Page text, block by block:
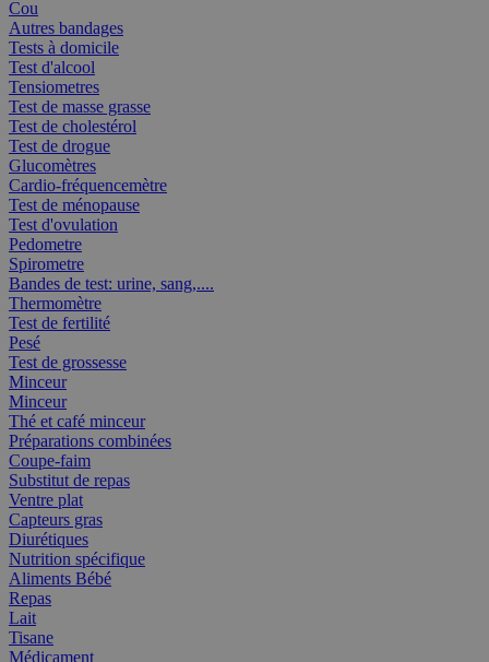
Cou
Autres bandages
Tests à domicile
Test d'alcool
Tensiometres
Test de masse grasse
Test de cholestérol
Test de drogue
Glucomètres
Cardio-fréquencemètre
Test de ménopause
Test d'ovulation
Pedometre
Spirometre
Bandes de test: urine, sang,....
Thermomètre
Test de fertilité
Pesé
Test de grossesse
Minceur
Minceur
Thé et café minceur
Préparations combinées
Coupe-faim
Substitut de repas
Ventre plat
Capteurs gras
Diurétiques
Nutrition spécifique
Aliments Bébé
Repas
Lait
Tisane
Médicament